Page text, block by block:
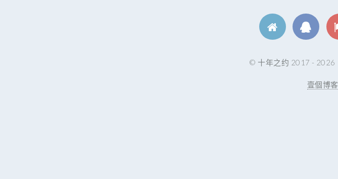
© 十年之约 2017 - 2026
壹個博客